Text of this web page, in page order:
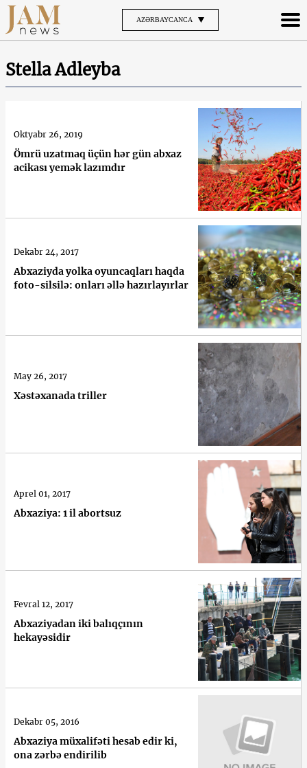
AZƏRBAYCANCA
Stella Adleyba
Ömrü uzatmaq üçün hər gün abxaz
acikası yemək lazımdır
Oktyabr 26, 2019
Abxaziyda yolka oyuncaqları haqda
foto-silsilə: onları əllə hazırlayırlar
Dekabr 24, 2017
Xəstəxanada triller
May 26, 2017
Abxaziya: 1 il abortsuz
Aprel 01, 2017
Abxaziyadan iki balıqçının
hekayəsidir
Fevral 12, 2017
Abxaziya müxalifəti hesab edir ki,
ona zərbə endirilib
Dekabr 05, 2016